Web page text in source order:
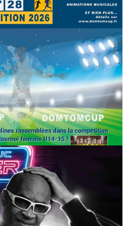
FOOTBALL JEUNESSE & SPORTS
approche